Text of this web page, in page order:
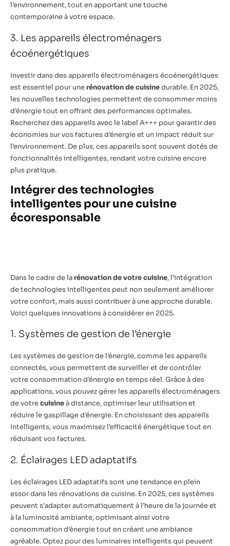
l’environnement, tout en apportant une touche
contemporaine à votre espace.
3. Les appareils électroménagers
écoénergétiques
Investir dans des appareils électroménagers écoénergétiques
est essentiel pour une rénovation de cuisinedurable. En 2025,
les nouvelles technologies permettent de consommer moins
d’énergie tout en offrant des performances optimales.
Recherchez des appareils avec le label A+++ pour garantir des
économies sur vos factures d’énergie et un impact réduit sur
l’environnement. De plus, ces appareils sont souvent dotés de
fonctionnalités intelligentes, rendant votre cuisine encore
plus pratique.
Intégrer des technologies
intelligentes pour une cuisine
écoresponsable
Dans le cadre de la rénovation de votre cuisine, l’intégration
de technologies intelligentes peut non seulement améliorer
votre confort, mais aussi contribuer à une approche durable.
Voici quelques innovations à considérer en 2025.
1. Systèmes de gestion de l’énergie
Les systèmes de gestion de l’énergie, comme les appareils
connectés, vous permettent de surveiller et de contrôler
votre consommation d’énergie en temps réel. Grâce à des
applications, vous pouvez gérer les appareils électroménagers
de votrecuisineà distance, optimiser leur utilisation et
réduire le gaspillage d’énergie. En choisissant des appareils
intelligents, vous maximisez l’efficacité énergétique tout en
réduisant vos factures.
2. Éclairages LED adaptatifs
Les éclairages LED adaptatifs sont une tendance en plein
essor dans les rénovations de cuisine. En 2025, ces systèmes
peuvent s’adapter automatiquement à l’heure de la journée et
à la luminosité ambiante, optimisant ainsi votre
consommation d’énergie tout en créant une ambiance
agréable. Optez pour des luminaires intelligents qui peuvent